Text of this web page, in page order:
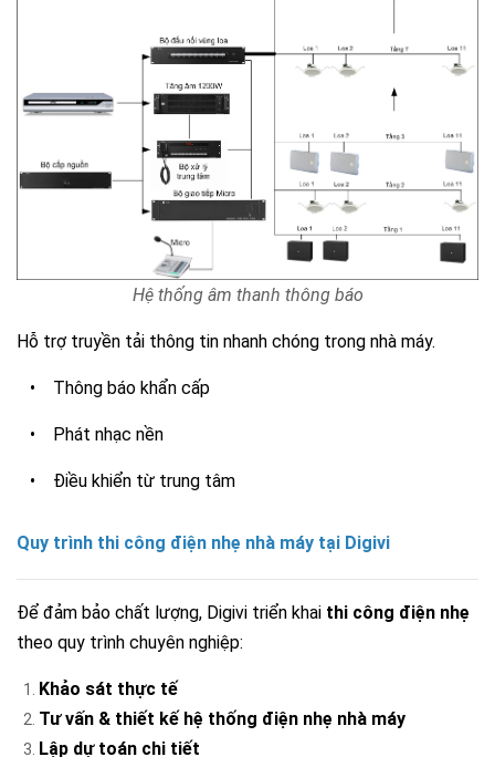
Hệ thống âm thanh thông báo
Hỗ trợ truyền tải thông tin nhanh chóng trong nhà máy.
• Thông báo khẩn cấp
• Phát nhạc nền
• Điều khiển từ trung tâm
Quy trình thi công điện nhẹ nhà máy tại Digivi
Để đảm bảo chất lượng, Digivi triển khai thi công điện nhẹ
theo quy trình chuyên nghiệp:
Khảo sát thực tế
Tư vấn & thiết kế hệ thống điện nhẹ nhà máy
Lập dự toán chi tiết